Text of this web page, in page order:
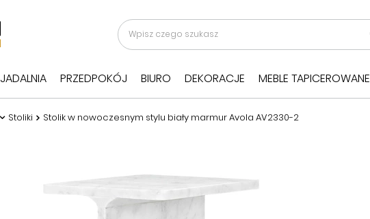
JADALNIA PRZEDPOKÓJ BIURO DEKORACJE MEBLE TAPICEROWANE
Stoliki Stolik w nowoczesnym stylu biały marmur Avola AV2330-2